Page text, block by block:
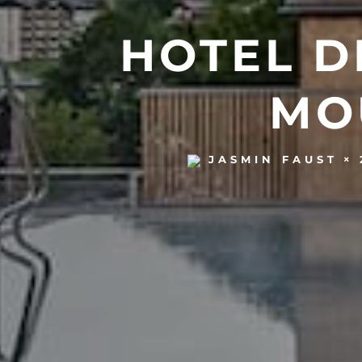
HOTEL
JASMIN FAUST